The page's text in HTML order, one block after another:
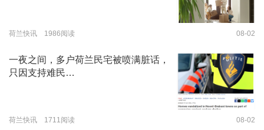
荷兰快讯 1986阅读 08-02
一夜之间，多户荷兰民宅被喷满脏话，
只因支持难民…
荷兰快讯 1711阅读 08-02